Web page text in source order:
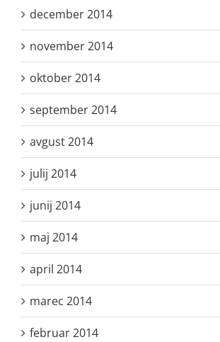
december 2014
november 2014
oktober 2014
september 2014
avgust 2014
julij 2014
junij 2014
maj 2014
april 2014
marec 2014
februar 2014